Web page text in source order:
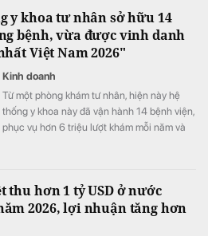
y khoa tư nhân sở hữu 14
bệnh, vừa được vinh danh
Việt Nam 2026"
Kinh doanh
Từ một phòng khám tư nhân, hiện này hệ
thống y khoa này đã vận hành 14 bệnh viện,
phục vụ hơn 6 triệu lượt khám mỗi năm và
thu hơn 1 tỷ USD ở nước
2026, lợi nhuận tăng hơn